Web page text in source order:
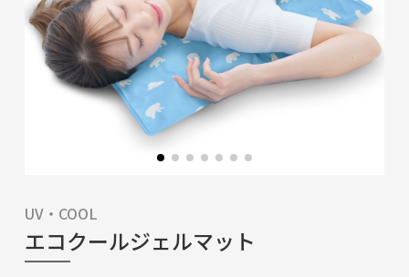
UV・COOL
エコクールジェルマット